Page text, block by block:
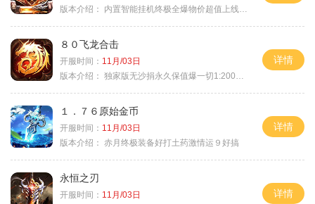
版本介绍：
内置智能挂机终极全爆物价超值上线送神器
８０飞龙合击
开服时间： 11月/03日
版本介绍： 独家版无沙捐永久保值爆一切1:2000回2
详情
１．７６原始金币
开服时间： 11月/03日
版本介绍： 赤月终极装备好打土药激情运９好搞
详情
永恒之刃
开服时间： 11月/03日
详情